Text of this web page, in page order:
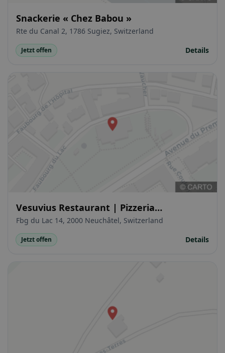
Snackerie « Chez Babou »
Rte du Canal 2, 1786 Sugiez, Switzerland
Jetzt offen Details
Vesuvius Restaurant | Pizzeria
Napoletana
Fbg du Lac 14, 2000 Neuchâtel, Switzerland
Jetzt offen Details